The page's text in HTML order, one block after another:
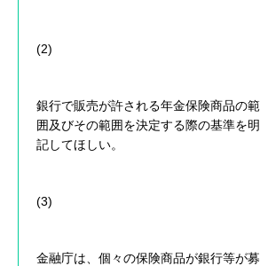
(2)
銀行で販売が許される年金保険商品の範
囲及びその範囲を決定する際の基準を明
記してほしい。
(3)
金融庁は、個々の保険商品が銀行等が募